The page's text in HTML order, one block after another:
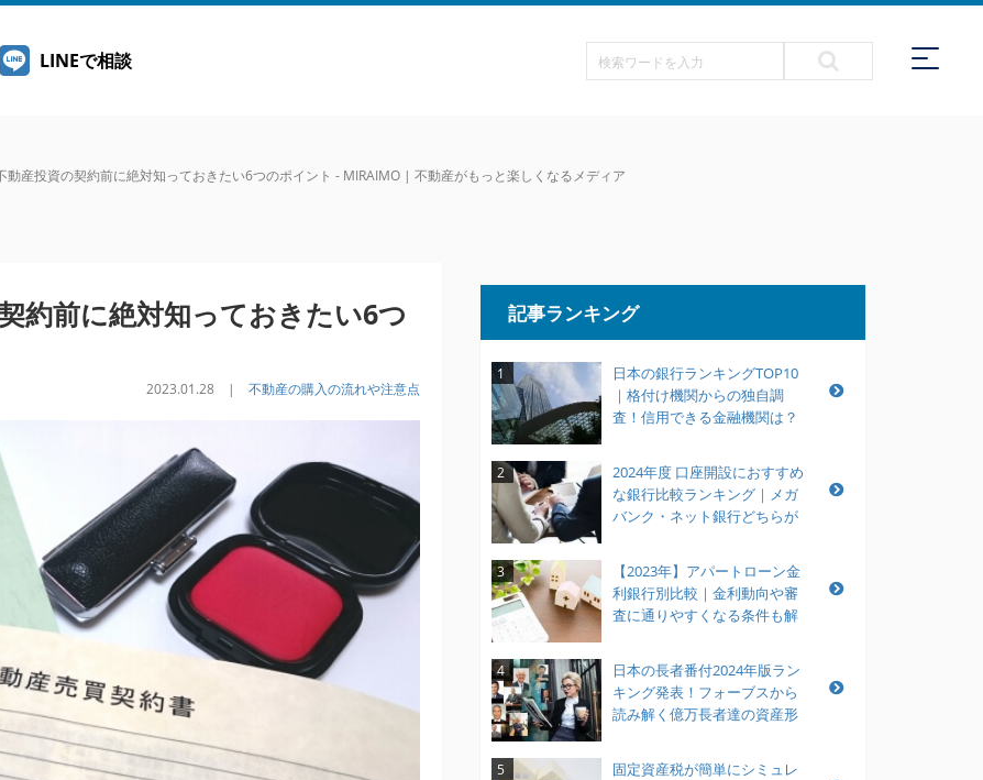
LINEで相談
動産投資の契約前に絶対知っておきたい6つのポイント - MIRAIMO | 不動産がもっと楽しくなるメディア
約前に絶対知っておきたい6つ
2023.01.28 | 不動産の購入の流れや注意点
記事ランキング
1
日本の銀行ランキングTOP10
｜格付け機関からの独自調
査！信用できる金融機関は？
2
2024年度 口座開設におすすめ
な銀行比較ランキング｜メガ
バンク・ネット銀行どちらが
3
【2023年】アパートローン金
利銀行別比較｜金利動向や審
査に通りやすくなる条件も解
4
日本の長者番付2024年版ラン
キング発表！フォーブスから
読み解く億万長者達の資産形
5
固定資産税が簡単にシミュレ